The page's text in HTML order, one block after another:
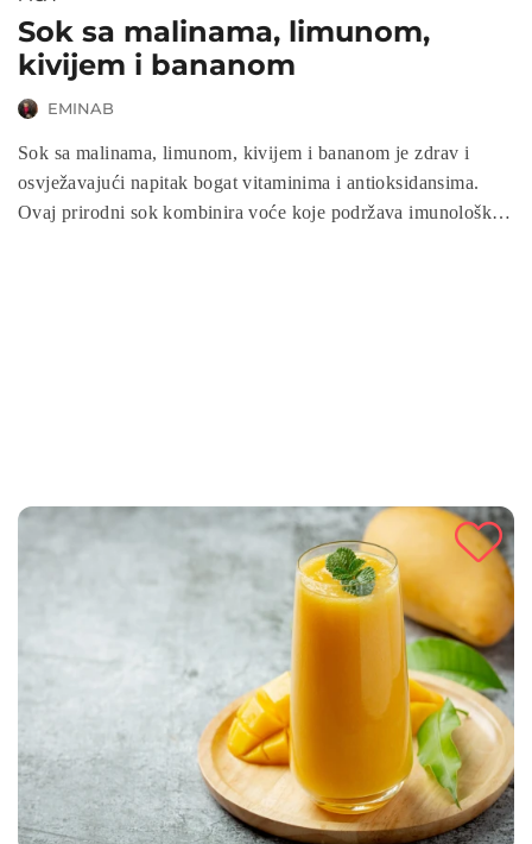
Sok sa malinama, limunom,
kivijem i bananom
EMINAB
Sok sa malinama, limunom, kivijem i bananom je zdrav i
osvježavajući napitak bogat vitaminima i antioksidansima.
Ovaj prirodni sok kombinira voće koje podržava imunološki